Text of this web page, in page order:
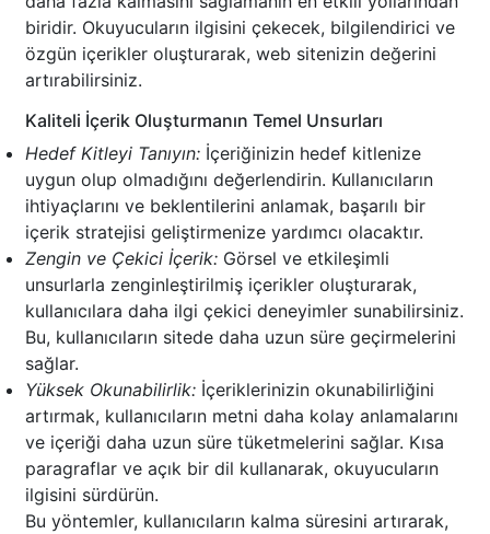
biridir. Okuyucuların ilgisini çekecek, bilgilendirici ve
özgün içerikler oluşturarak, web sitenizin değerini
artırabilirsiniz.
Kaliteli İçerik Oluşturmanın Temel Unsurları
Hedef Kitleyi Tanıyın: İçeriğinizin hedef kitlenize
uygun olup olmadığını değerlendirin. Kullanıcıların
ihtiyaçlarını ve beklentilerini anlamak, başarılı bir
içerik stratejisi geliştirmenize yardımcı olacaktır.
Zengin ve Çekici İçerik: Görsel ve etkileşimli
unsurlarla zenginleştirilmiş içerikler oluşturarak,
kullanıcılara daha ilgi çekici deneyimler sunabilirsiniz.
Bu, kullanıcıların sitede daha uzun süre geçirmelerini
sağlar.
Yüksek Okunabilirlik: İçeriklerinizin okunabilirliğini
artırmak, kullanıcıların metni daha kolay anlamalarını
ve içeriği daha uzun süre tüketmelerini sağlar. Kısa
paragraflar ve açık bir dil kullanarak, okuyucuların
ilgisini sürdürün.
Bu yöntemler, kullanıcıların kalma süresini artırarak,